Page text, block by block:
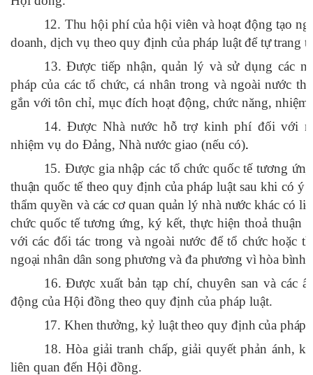
12. Thu hội phí của hội viên và hoạt động tạo
doanh, dịch vụ theo quy định của pháp luật để tự trang
13. Được tiếp nhận, quản lý và sử dụng các
pháp của các tổ chức, cá nhân trong và ngoài nước
gắn với tôn chỉ, mục đích hoạt động, chức năng,
14. Được Nhà nước hỗ trợ kinh phí đối với
nhiệm vụ do Đảng, Nhà nước giao (nếu có).
15. Được gia nhập các tổ chức quốc tế tương
thuận quốc tế theo quy định của pháp luật sau khi có ý
thẩm quyền và các cơ quan quản lý nhà nước khác có
chức quốc tế tương ứng, ký kết, thực hiện thoả thuận
với các đối tác trong và ngoài nước để tổ chức hoặc
ngoại nhân dân song phương và đa phương vì hòa bình
16. Được xuất bản tạp chí, chuyên san và các
động của Hội đồng theo quy định của pháp luật.
17. Khen thưởng, kỷ luật theo quy định của
18. Hòa giải tranh chấp, giải quyết phản ánh,
liên quan đến Hội đồng.